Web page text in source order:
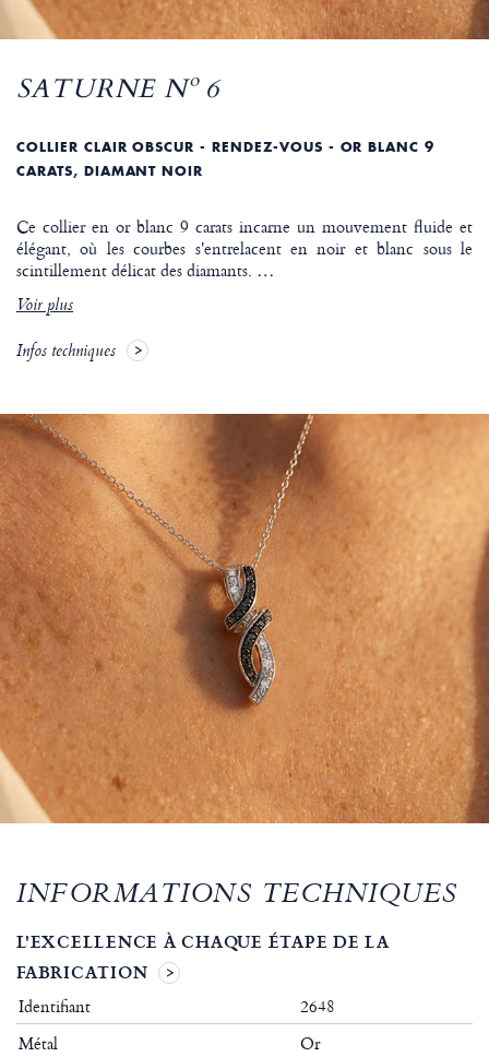
SATURNE Nº 6
COLLIER CLAIR OBSCUR - RENDEZ-VOUS - OR BLANC 9
CARATS, DIAMANT NOIR
Ce collier en or blanc 9 carats incarne un mouvement fluide et
élégant, où les courbes s'entrelacent en noir et blanc sous le
scintillement délicat des diamants. …
Voir plus
Infos techniques
INFORMATIONS TECHNIQUES
L'EXCELLENCE À CHAQUE ÉTAPE DE LA
FABRICATION
Identifiant
2648
Métal
Or